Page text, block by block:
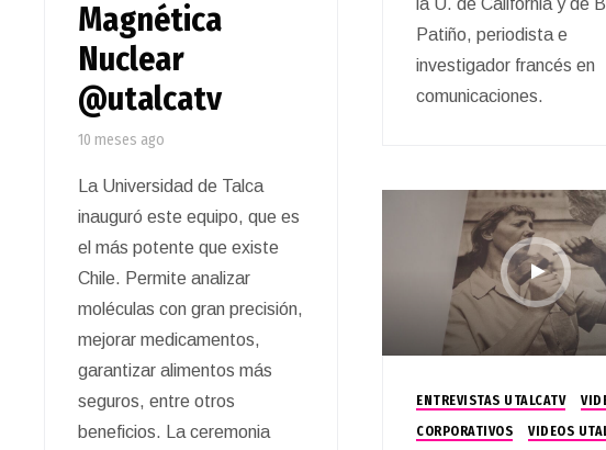
Patiño, periodista e
investigador francés en
comunicaciones.
Magnética
Nuclear
@utalcatv
10 meses ago
La Universidad de Talca
inauguró este equipo, que es
el más potente que existe
Chile. Permite analizar
moléculas con gran precisión,
mejorar medicamentos,
garantizar alimentos más
seguros, entre otros
beneficios. La ceremonia
ENTREVISTAS UTALCATV
CORPORATIVOS
VIDEOS